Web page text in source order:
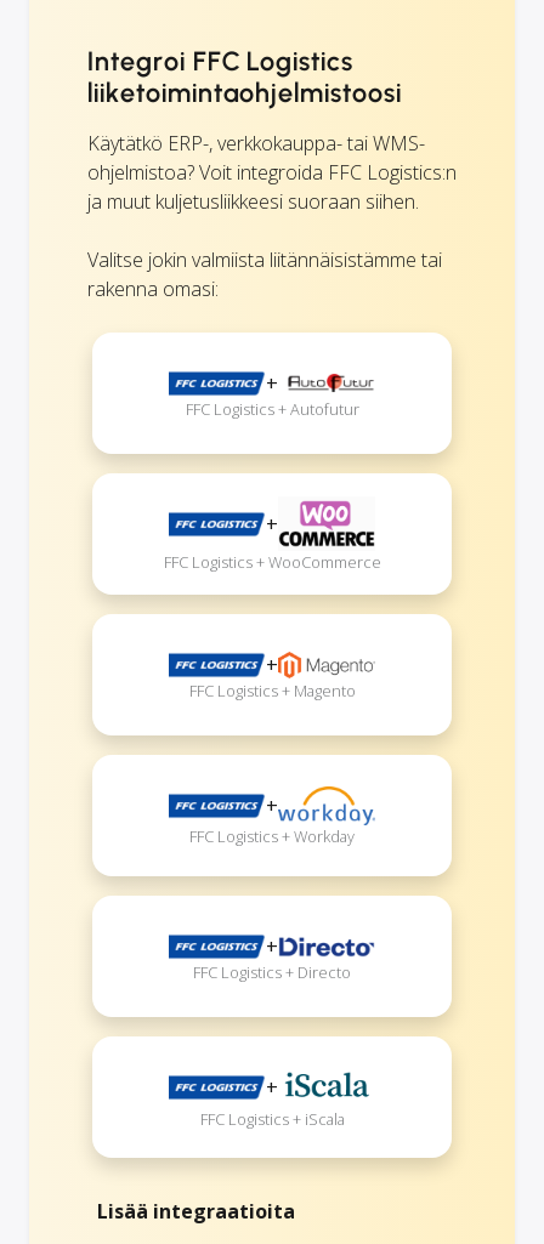
Integroi FFC Logistics
liiketoimintaohjelmistoosi
Käytätkö ERP-, verkkokauppa- tai WMS-
ohjelmistoa? Voit integroida FFC Logistics:n
ja muut kuljetusliikkeesi suoraan siihen.
Valitse jokin valmiista liitännäisistämme tai
rakenna omasi:
+
FFC Logistics + Autofutur
+
FFC Logistics + WooCommerce
+
FFC Logistics + Magento
+
FFC Logistics + Workday
+
FFC Logistics + Directo
+
FFC Logistics + iScala
Lisää integraatioita